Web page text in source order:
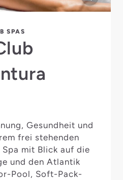
SPAS
Gesundheit und
frei stehenden
mit Blick auf die
und den Atlantik
Pool, Soft-Pack-